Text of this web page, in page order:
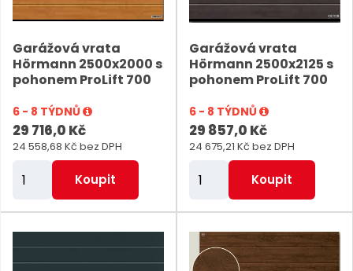
č
t
č
t
Garážová vrata
Hörmann 2500x2000 s
pohonem ProLift 700
29 716,0 Kč
24 558,68 Kč bez DPH
ě
n
i
Koupit
6 - 8 TÝDNŮ
Garážová vrata
Hörmann 2500x2125 s
pohonem ProLift 700
29 857,0 Kč
24 675,21 Kč bez DPH
ě
n
Koupit
6 - 8 TÝDNŮ